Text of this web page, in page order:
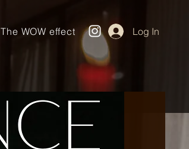
The WOW effect Log In